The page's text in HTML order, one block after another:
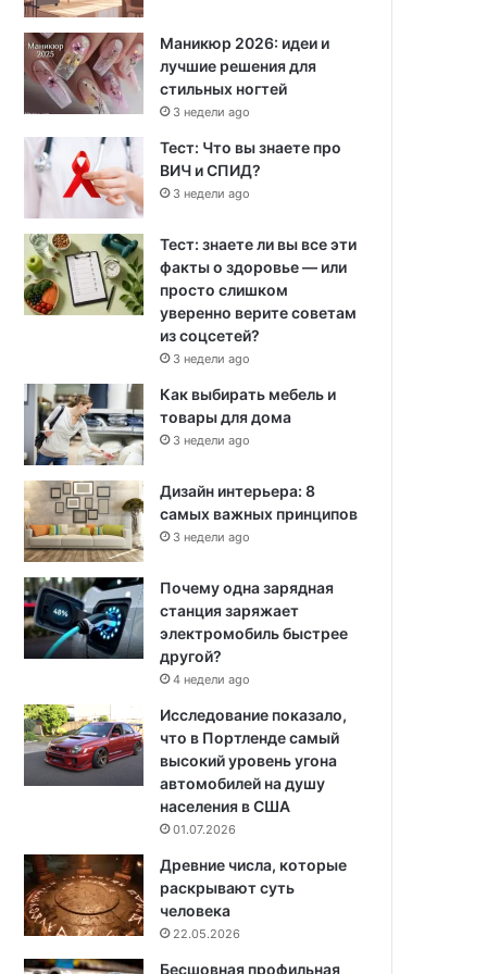
Маникюр 2026: идеи и
лучшие решения для
стильных ногтей
3 недели ago
Тест: Что вы знаете про
ВИЧ и СПИД?
3 недели ago
Тест: знаете ли вы все эти
факты о здоровье — или
просто слишком
уверенно верите советам
из соцсетей?
3 недели ago
Как выбирать мебель и
товары для дома
3 недели ago
Дизайн интерьера: 8
самых важных принципов
3 недели ago
Почему одна зарядная
станция заряжает
электромобиль быстрее
другой?
4 недели ago
Исследование показало,
что в Портленде самый
высокий уровень угона
автомобилей на душу
населения в США
01.07.2026
Древние числа, которые
раскрывают суть
человека
22.05.2026
Бесшовная профильная